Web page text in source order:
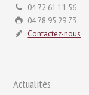
04 72 61 11 56
04 78 95 29 73
Contactez-nous
Actualités